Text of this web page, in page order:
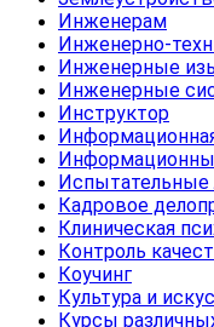
Инженерам
Инженерно-
Инженерные
Инженерные
Инструктор
Испытательные
Кадровое
Клиническая
Контроль
Коучинг
Культура и
Курсы